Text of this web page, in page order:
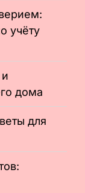
учёту
дома
для